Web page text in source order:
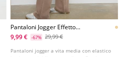
Pantaloni Jogger Effetto
Lavaggio Posizionale
9,99 € -67% 29,99 €
Pantaloni jogger a vita media con elastico